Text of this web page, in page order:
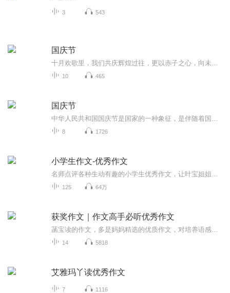
3 543
国庆节
10 465
国庆节
8 1726
小学生作文-优秀作文
125 64万
获奖作文｜作文高手必听优秀作文
14 5818
艾雅玛丫读优秀作文
7 1116